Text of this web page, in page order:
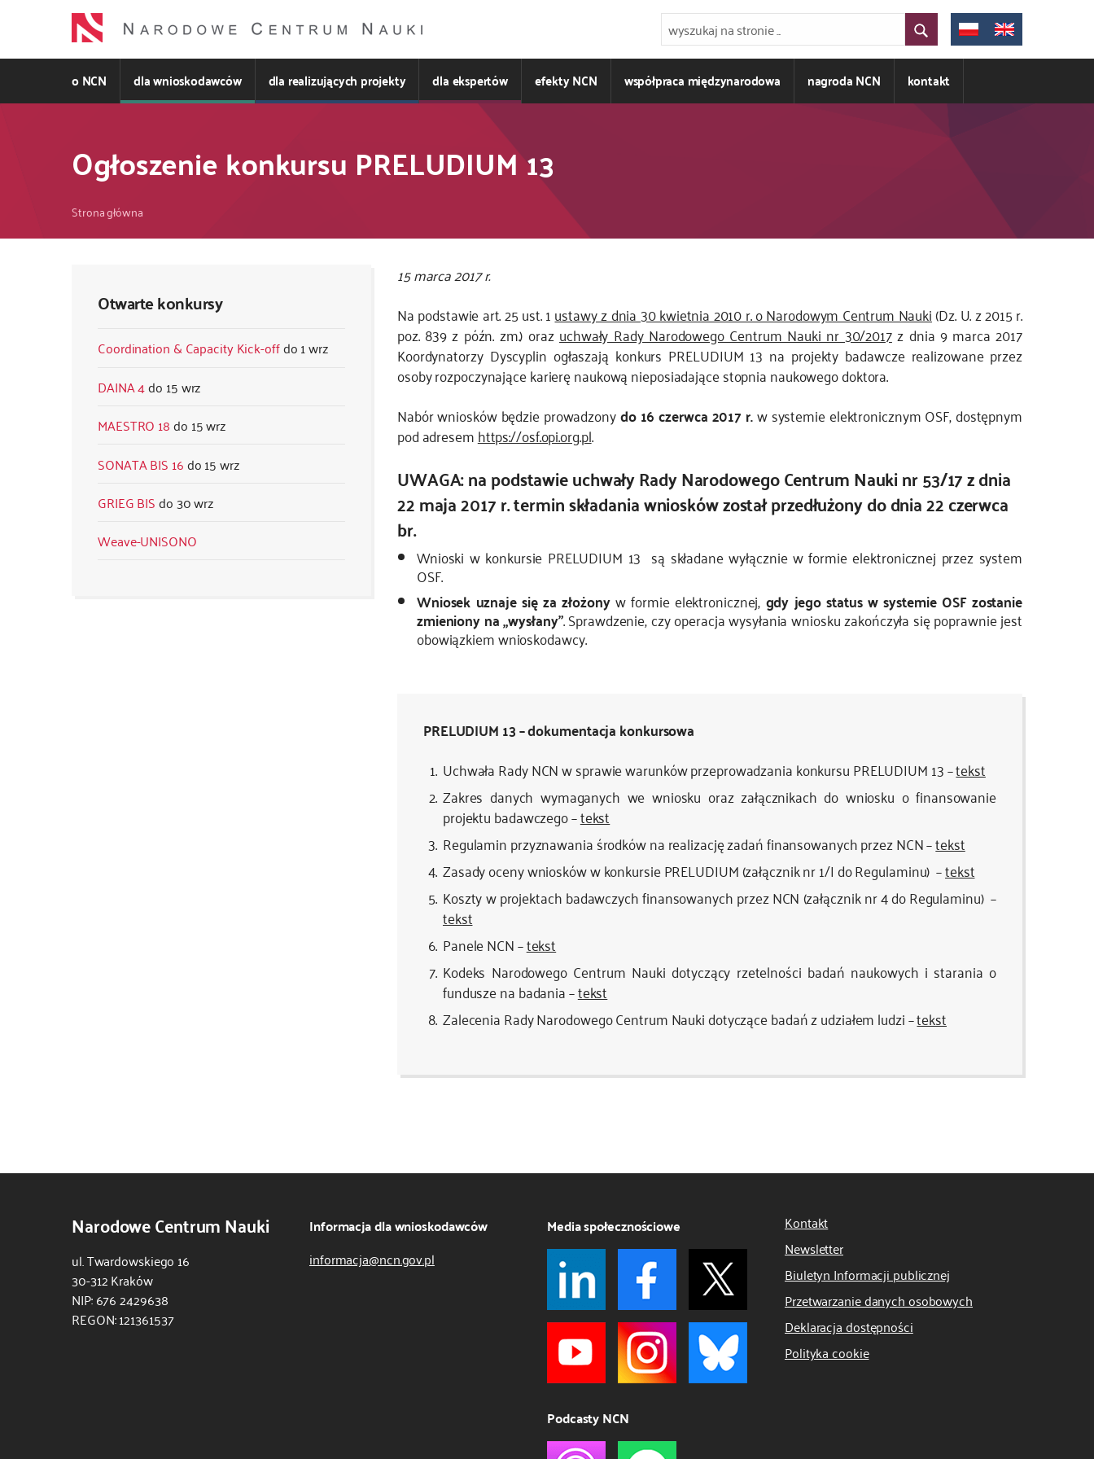
o NCN dla wnioskodawców dla realizujących projekty dla ekspertów efekty NCN współpraca międzynarodowa nagroda NCN kontakt
Ogłoszenie konkursu PRELUDIUM 13
Ścieżka
Strona główna
Otwarte konkursy
Coordination & Capacity Kick-off
1 wrz
DAINA 4
15 wrz
MAESTRO 18
15 wrz
SONATA BIS 16
15 wrz
GRIEG BIS
30 wrz
Weave-UNISONO
15 marca 2017 r.
Na podstawie art. 25 ust. 1ustawy z dnia 30 kwietnia 2010 r. o Narodowym Centrum Nauki(Dz. U. z 2015 r.
poz. 839 z późn. zm.) oraz uchwały Rady Narodowego Centrum Nauki nr 30/2017z dnia 9 marca 2017
Koordynatorzy Dyscyplin ogłaszają konkurs PRELUDIUM 13 na projekty badawcze realizowane przez
osoby rozpoczynające karierę naukową nieposiadające stopnia naukowego doktora.
Nabór wniosków będzie prowadzonydo 16 czerwca 2017 r.w systemie elektronicznym OSF, dostępnym
pod adresemhttps://osf.opi.org.pl.
UWAGA: na podstawie uchwały Rady Narodowego Centrum Nauki nr 53/17 z dnia
22 maja 2017 r. termin składania wniosków został przedłużony do dnia 22 czerwca
br.
Wnioski w konkursie PRELUDIUM 13 są składane wyłącznie w formie elektronicznej przez system
OSF.
Wniosek uznaje się za złożonyw formie elektronicznej, gdy jego status w systemie OSF zostanie
zmieniony na „wysłany”. Sprawdzenie, czy operacja wysyłania wniosku zakończyła się poprawnie jest
obowiązkiem wnioskodawcy.
PRELUDIUM 13 – dokumentacja konkursowa
Uchwała Rady NCN w sprawie warunków przeprowadzania konkursu PRELUDIUM 13 –tekst
Zakres danych wymaganych we wniosku oraz załącznikach do wniosku o finansowanie
projektu badawczego –tekst
Regulamin przyznawania środków na realizację zadań finansowanych przez NCN –tekst
Zasady oceny wniosków w konkursie PRELUDIUM (załącznik nr 1/I do Regulaminu) –tekst
Koszty w projektach badawczych finansowanych przez NCN (załącznik nr 4 do Regulaminu) –
tekst
Panele NCN –tekst
Kodeks Narodowego Centrum Nauki dotyczący rzetelności badań naukowych i starania o
fundusze na badania –tekst
Zalecenia Rady Narodowego Centrum Nauki dotyczące badań z udziałem ludzi –tekst
Narodowe Centrum Nauki
ul. Twardowskiego 16
30-312 Kraków
NIP: 676 2429638
REGON: 121361537
Informacja dla wnioskodawców
informacja@ncn.gov.pl
Media społecznościowe
Podcasty NCN
Kontakt
Newsletter
Biuletyn Informacji publicznej
Przetwarzanie danych osobowych
Deklaracja dostępności
Polityka cookie